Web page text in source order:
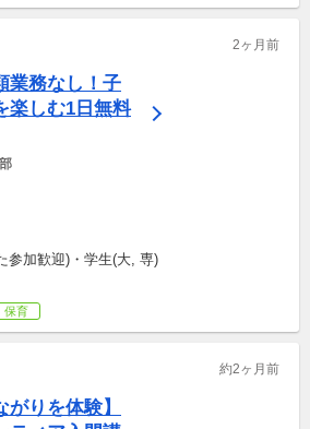
2ヶ月前
業務なし！子
楽しむ1日無料
参加歓迎)・学生(大, 専)
保育
約2ヶ月前
がりを体験】